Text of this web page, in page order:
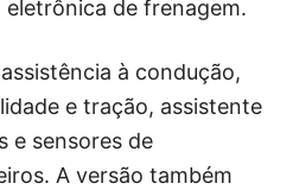
de frenagem.
à condução,
e tração, assistente
e sensores de
A versão também